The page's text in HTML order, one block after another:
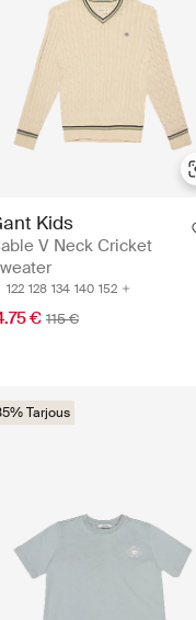
Kids
V Neck Cricket
122 128 134 140 152
€ 115 €
Tarjous